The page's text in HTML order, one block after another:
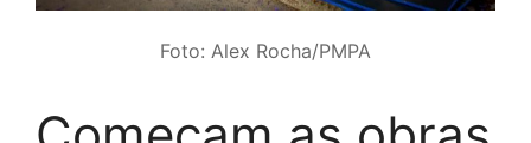
Foto: Alex Rocha/PMPA